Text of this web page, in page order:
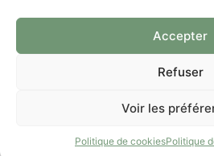
Accepter
Refuser
Voir les
Politique de cookiesPolitique
Politique de cookies (UE)
© Graine De Vie